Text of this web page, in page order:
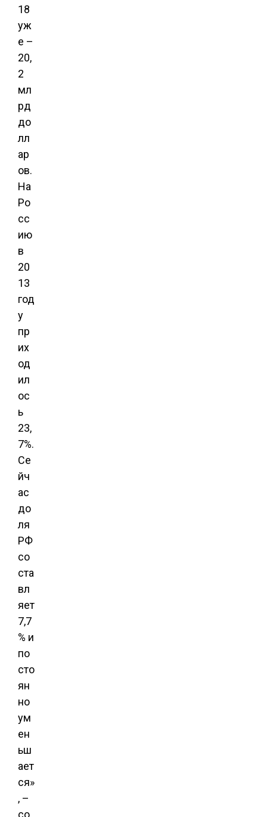
18
уж
е –
20,
2
мл
рд
до
лл
ар
ов.
На
Ро
сс
ию
в
20
13
год
у
пр
их
од
ил
ос
ь
23,
7%.
Се
йч
ас
до
ля
РФ
со
ста
вл
яет
7,7
% и
по
сто
ян
но
ум
ен
ьш
ает
ся»
, –
со